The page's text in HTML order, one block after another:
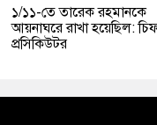
১/১১-তে তারেক রহমানকে
আয়নাঘরে রাখা হয়েছিল:
প্রসিকিউটর